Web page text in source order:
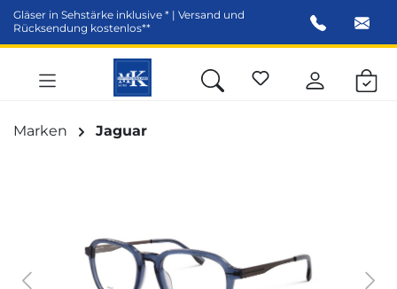
springen
Gläser in Sehstärke inklusive * | Versand und
Rücksendung kostenlos**
Marken Jaguar